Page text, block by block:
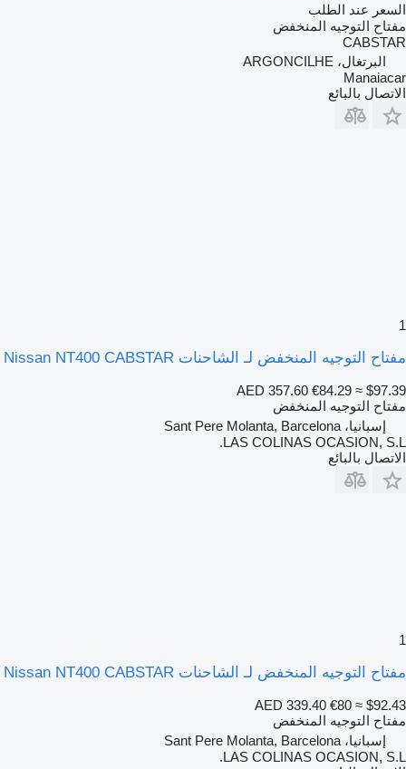
السعر عند الطلب
مفتاح التوجيه المنخفض
CABSTAR
البرتغال، ARGONCILHE
Manaiacar
الاتصال بالبائع
1
مفتاح التوجيه المنخفض لـ الشاحنات Nissan NT400 CABSTAR
AED 357.60 €84.29 ≈ $97.39
مفتاح التوجيه المنخفض
إسبانيا، Sant Pere Molanta, Barcelona
LAS COLINAS OCASION, S.L.
الاتصال بالبائع
1
مفتاح التوجيه المنخفض لـ الشاحنات Nissan NT400 CABSTAR
AED 339.40 €80 ≈ $92.43
مفتاح التوجيه المنخفض
إسبانيا، Sant Pere Molanta, Barcelona
LAS COLINAS OCASION, S.L.